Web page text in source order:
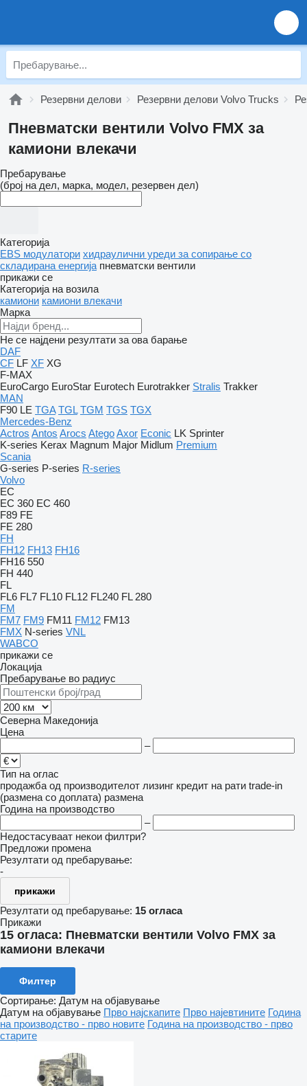
Резервни делови Резервни делови Volvo Trucks
Пневматски вентили Volvo FMX за
камиони влекачи
Пребарување
(број на дел, марка, модел, резервен дел)
Категорија
EBS модулатори хидраулични уреди за сопирање со
складирана енергија пневматски вентили
прикажи се
Категорија на возила
камиони камиони влекачи
Марка
Не се најдени резултати за ова барање
DAF
CF LF XF XG
F-MAX
EuroCargo EuroStar Eurotech Eurotrakker Stralis Trakker
MAN
F90 LE TGA TGL TGM TGS TGX
Mercedes-Benz
Actros Antos Arocs AtegoAxor Econic LK Sprinter
K-series Kerax Magnum Major Midlum Premium
Scania
G-series P-series R-series
Volvo
EC
EC 360 EC 460
F89 FE
FE 280
FH
FH12 FH13 FH16
FH16 550
FH 440
FL
FL6 FL7 FL10 FL12 FL240 FL 280
FM
FM7 FM9 FM11 FM12 FM13
FMX N-series VNL
WABCO
прикажи се
Локација
Пребарување во радиус
Северна Македонија
Цена
–
Тип на оглас
продажба од производителот лизинг кредит на рати trade-in
(размена со доплата) размена
Година на производство
–
Недостасуваат некои филтри?
Предложи промена
Резултати од пребарување:
-
прикажи
Резултати од пребарување: 15 огласа
Прикажи
15 огласа: Пневматски вентили Volvo FMX за
камиони влекачи
Филтер
Сортирање: Датум на објавување
Датум на објавување Прво најскапите Прво најевтините Година
на производство - прво новите Година на производство - прво
старите